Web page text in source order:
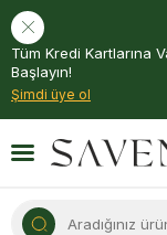
Tüm Kredi Kartlarına
Başlayın!
Şimdi üye ol